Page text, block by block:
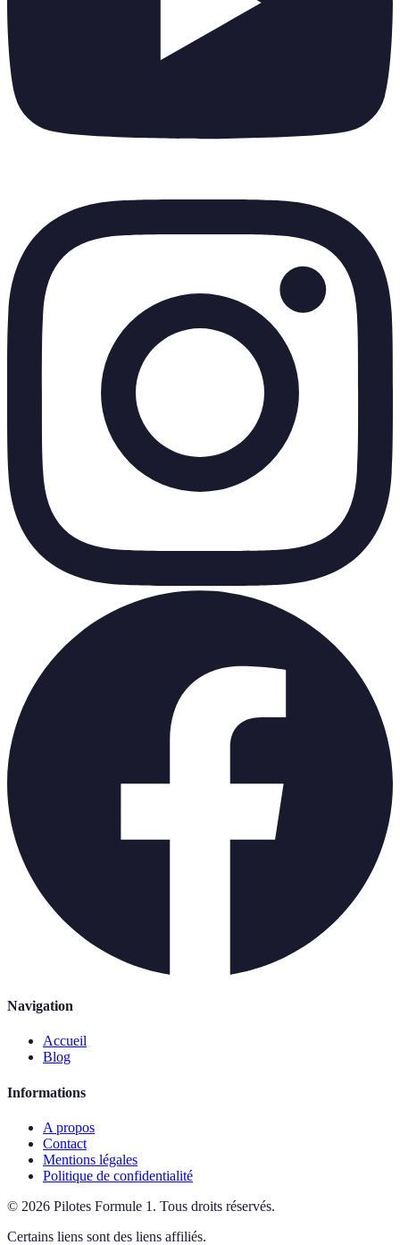
Navigation
Accueil
Blog
Informations
A propos
Contact
Mentions légales
Politique de confidentialité
© 2026 Pilotes Formule 1 . Tous droits réservés.
Certains liens sont des liens affiliés.